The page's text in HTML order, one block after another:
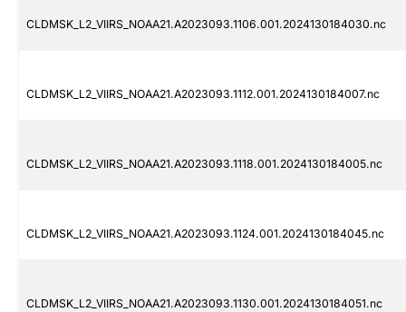
CLDMSK_L2_VIIRS_NOAA21.A2023093.1106.001.2024130184030.nc
CLDMSK_L2_VIIRS_NOAA21.A2023093.1112.001.2024130184007.nc
CLDMSK_L2_VIIRS_NOAA21.A2023093.1118.001.2024130184005.nc
CLDMSK_L2_VIIRS_NOAA21.A2023093.1124.001.2024130184045.nc
CLDMSK_L2_VIIRS_NOAA21.A2023093.1130.001.2024130184051.nc